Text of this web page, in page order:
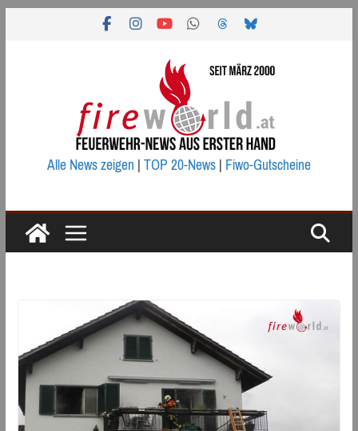
Alle News zeigen|TOP 20-News|Fiwo-Gutscheine